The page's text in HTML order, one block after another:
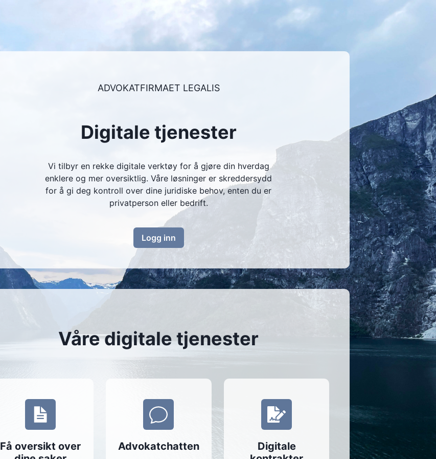
ADVOKATFIRMAET LEGALIS
Digitale tjenester
Vi tilbyr en rekke digitale verktøy for å gjøre din hverdag
enklere og mer oversiktlig. Våre løsninger er skreddersydd
for å gi deg kontroll over dine juridiske behov, enten du er
privatperson eller bedrift.
Logg inn
Våre digitale tjenester
Få oversikt over
Advokatchatten
Digitale